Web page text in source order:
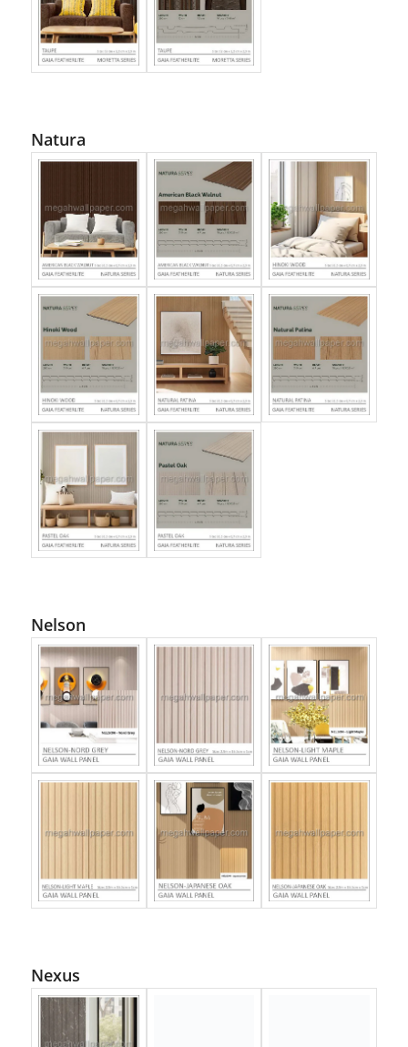
Natura
Nelson
Nexus